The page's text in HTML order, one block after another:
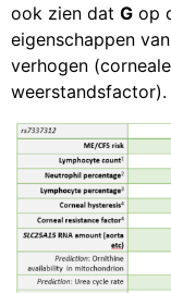
ook zien dat G op
eigenschappen
verhogen
weerstandsfactor).